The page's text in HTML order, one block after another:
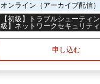
オンライン（アーカイブ配信）
【初級】トラブルシューティ
級】ネットワークセキュリテ
申し込む